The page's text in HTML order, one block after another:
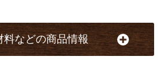
料などの商品情報